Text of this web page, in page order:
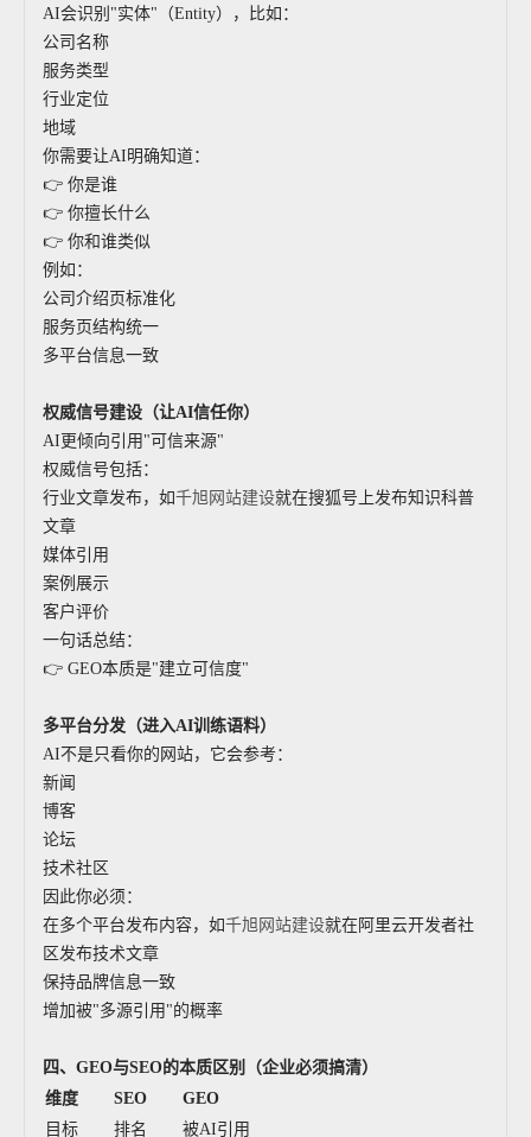
AI会识别"实体"（Entity），比如：
公司名称
服务类型
行业定位
地域
你需要让AI明确知道：
👉 你是谁
👉 你擅长什么
👉 你和谁类似
例如：
公司介绍页标准化
服务页结构统一
多平台信息一致
权威信号建设（让AI信任你）
AI更倾向引用"可信来源"
权威信号包括：
行业文章发布，如千旭网站建设就在搜狐号上发布知识科普
文章
媒体引用
案例展示
客户评价
一句话总结：
👉 GEO本质是"建立可信度"
多平台分发（进入AI训练语料）
AI不是只看你的网站，它会参考：
新闻
博客
论坛
技术社区
因此你必须：
在多个平台发布内容，如千旭网站建设就在阿里云开发者社
区发布技术文章
保持品牌信息一致
增加被"多源引用"的概率
四、GEO与SEO的本质区别（企业必须搞清）
维度
SEO
GEO
目标
排名
被AI引用